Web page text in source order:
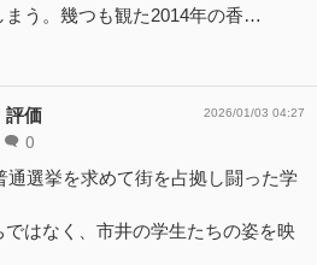
まう。幾つも観た2014年の香…
評価
0
2026/01/03 04:27
通選挙を求めて街を占拠し闘った学
はなく、市井の学生たちの姿を映